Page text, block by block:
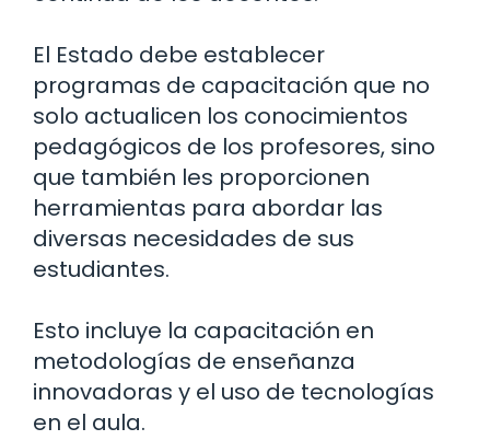
El Estado debe establecer
programas de capacitación que no
solo actualicen los conocimientos
pedagógicos de los profesores, sino
que también les proporcionen
herramientas para abordar las
diversas necesidades de sus
estudiantes.
Esto incluye la capacitación en
metodologías de enseñanza
innovadoras y el uso de tecnologías
en el aula.